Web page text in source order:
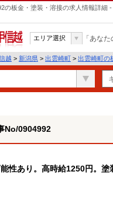
の板金・塗装・溶接の求人情報詳細
信越
エリア選択 「あな
越 > 新潟県 > 出雲崎町 > 出雲崎町の
No/0904992
性あり。高時給1250円。塗